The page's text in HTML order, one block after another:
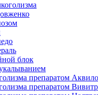
блок
препаратом
препаратом